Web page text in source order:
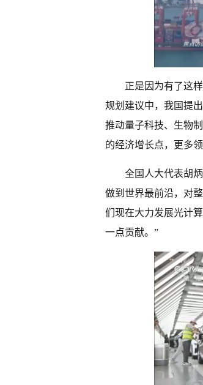
正是因为有了这
规划建议中，我国提
推动量子科技、生物
的经济增长点，更多
全国人大代表胡
做到世界最前沿，对
们现在大力发展光计
一点贡献。”